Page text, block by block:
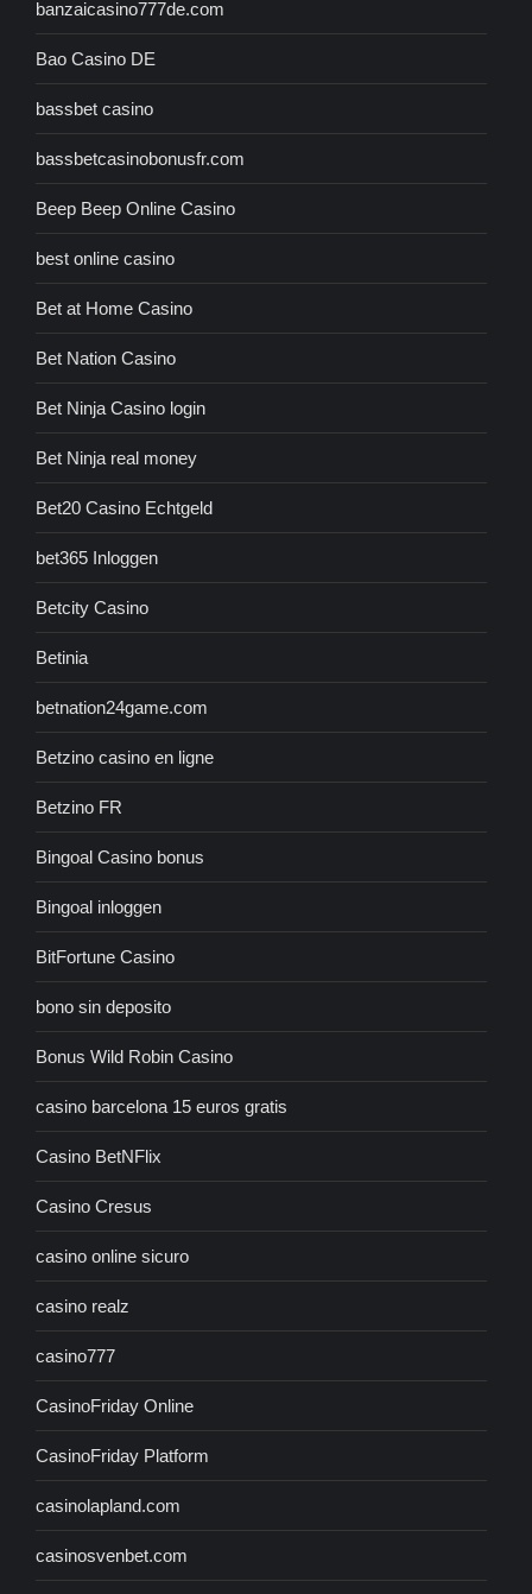
banzaicasino777de.com
Bao Casino DE
bassbet casino
bassbetcasinobonusfr.com
Beep Beep Online Casino
best online casino
Bet at Home Casino
Bet Nation Casino
Bet Ninja Casino login
Bet Ninja real money
Bet20 Casino Echtgeld
bet365 Inloggen
Betcity Casino
Betinia
betnation24game.com
Betzino casino en ligne
Betzino FR
Bingoal Casino bonus
Bingoal inloggen
BitFortune Casino
bono sin deposito
Bonus Wild Robin Casino
casino barcelona 15 euros gratis
Casino BetNFlix
Casino Cresus
casino online sicuro
casino realz
casino777
CasinoFriday Online
CasinoFriday Platform
casinolapland.com
casinosvenbet.com